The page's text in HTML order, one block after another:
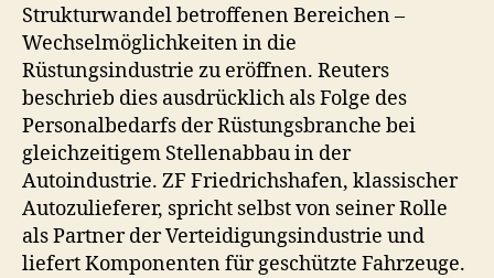
Strukturwandel betroffenen Bereichen –
Wechselmöglichkeiten in die
Rüstungsindustrie zu eröffnen. Reuters
beschrieb dies ausdrücklich als Folge des
Personalbedarfs der Rüstungsbranche bei
gleichzeitigem Stellenabbau in der
Autoindustrie. ZF Friedrichshafen, klassischer
Autozulieferer, spricht selbst von seiner Rolle
als Partner der Verteidigungsindustrie und
liefert Komponenten für geschützte Fahrzeuge.